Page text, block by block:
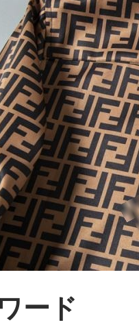
ード